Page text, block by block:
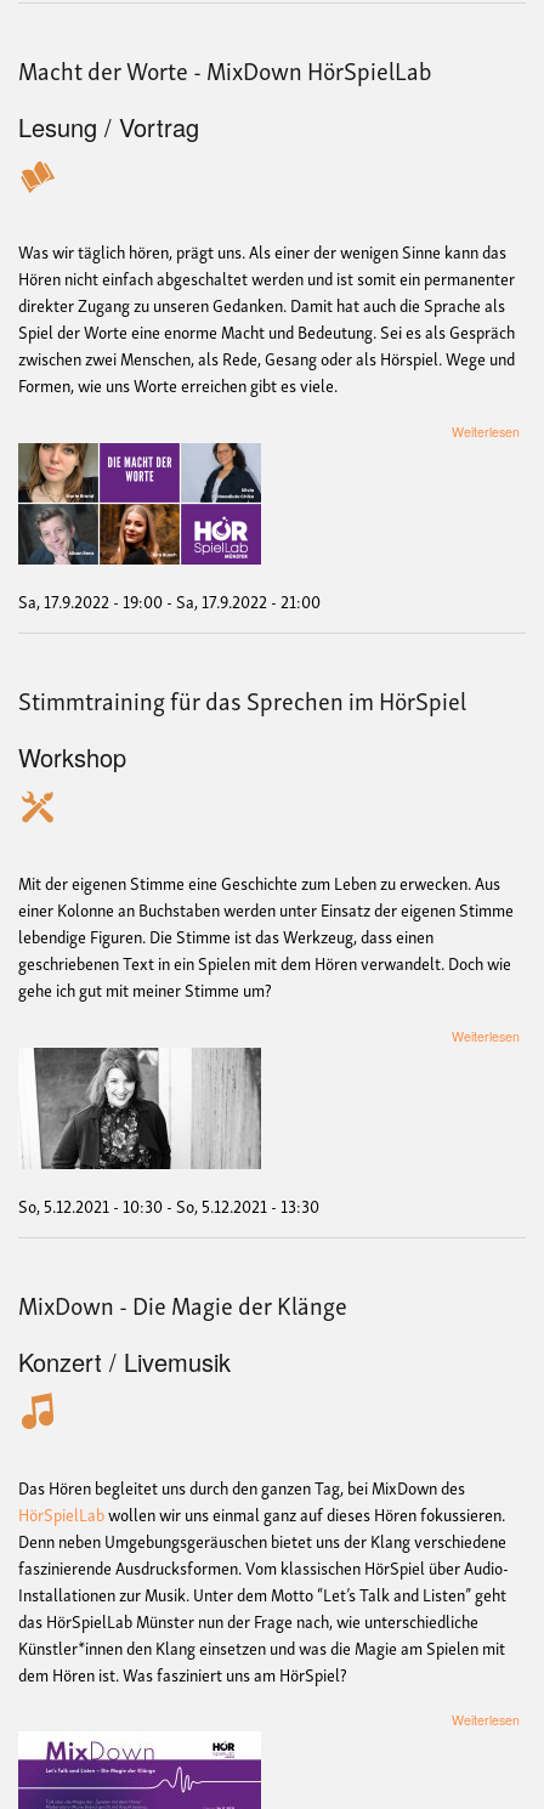
Macht der Worte - MixDown HörSpielLab
Lesung / Vortrag
Was wir täglich hören, prägt uns. Als einer der wenigen Sinne kann das
Hören nicht einfach abgeschaltet werden und ist somit ein permanenter
direkter Zugang zu unseren Gedanken. Damit hat auch die Sprache als
Spiel der Worte eine enorme Macht und Bedeutung. Sei es als Gespräch
zwischen zwei Menschen, als Rede, Gesang oder als Hörspiel. Wege und
Formen, wie uns Worte erreichen gibt es viele.
Weiterlesen
Sa, 17.9.2022 - 19:00-Sa, 17.9.2022 - 21:00
Stimmtraining für das Sprechen im HörSpiel
Workshop
Mit der eigenen Stimme eine Geschichte zum Leben zu erwecken. Aus
einer Kolonne an Buchstaben werden unter Einsatz der eigenen Stimme
lebendige Figuren. Die Stimme ist das Werkzeug, dass einen
geschriebenen Text in ein Spielen mit dem Hören verwandelt. Doch wie
gehe ich gut mit meiner Stimme um?
Weiterlesen
So, 5.12.2021 - 10:30-So, 5.12.2021 - 13:30
MixDown - Die Magie der Klänge
Konzert / Livemusik
Das Hören begleitet uns durch den ganzen Tag, bei MixDown des
HörSpielLabwollen wir uns einmal ganz auf dieses Hören fokussieren.
Denn neben Umgebungsgeräuschen bietet uns der Klang verschiedene
faszinierende Ausdrucksformen. Vom klassischen HörSpiel über Audio-
Installationen zur Musik. Unter dem Motto “Let’s Talk and Listen” geht
das HörSpielLab Münster nun der Frage nach, wie unterschiedliche
Künstler*innen den Klang einsetzen und was die Magie am Spielen mit
dem Hören ist. Was fasziniert uns am HörSpiel?
Weiterlesen